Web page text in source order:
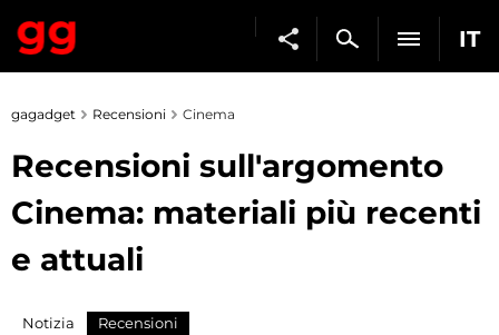
IT
gagadget Recensioni Cinema
Recensioni sull'argomento
Cinema: materiali più recenti
e attuali
Notizia Recensioni